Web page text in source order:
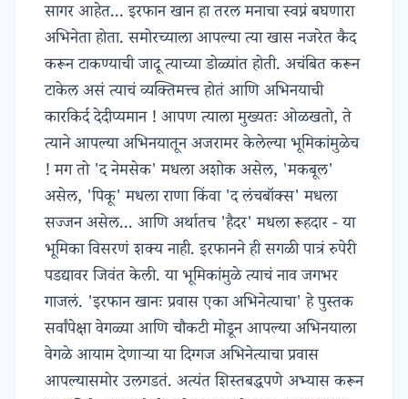
सागर आहेत... इरफान खान हा तरल मनाचा स्वप्नं बघणारा
अभिनेता होता. समोरच्याला आपल्या त्या खास नजरेत कैद
करून टाकण्याची जादू त्याच्या डोळ्यांत होती. अचंबित करून
टाकेल असं त्याचं व्यक्तिमत्त्व होतं आणि अभिनयाची
कारकिर्द देदीप्यमान ! आपण त्याला मुख्यतः ओळखतो, ते
त्याने आपल्या अभिनयातून अजरामर केलेल्या भूमिकांमुळेच
! मग तो 'द नेमसेक' मधला अशोक असेल, 'मकबूल'
असेल, 'पिकू' मधला राणा किंवा 'द लंचबॉक्स' मधला
सज्जन असेल... आणि अर्थातच 'हैदर' मधला रूहदार - या
भूमिका विसरणं शक्य नाही. इरफानने ही सगळी पात्रं रुपेरी
पडद्यावर जिवंत केली. या भूमिकांमुळे त्याचं नाव जगभर
गाजलं. 'इरफान खानः प्रवास एका अभिनेत्याचा' हे पुस्तक
सर्वांपेक्षा वेगळ्या आणि चौकटी मोडून आपल्या अभिनयाला
वेगळे आयाम देणाऱ्या या दिग्गज अभिनेत्याचा प्रवास
आपल्यासमोर उलगडतं. अत्यंत शिस्तबद्धपणे अभ्यास करून